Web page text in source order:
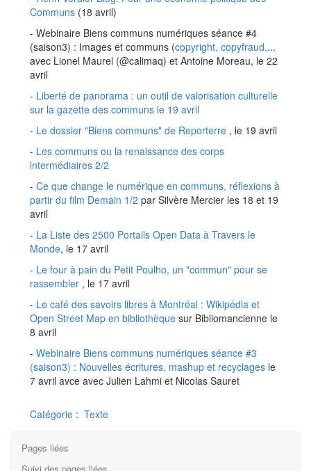
Communs (18 avril)
- Webinaire Biens communs numériques séance #4
(saison3) : Images et communs (copyright, copyfraud,...
avec Lionel Maurel (@calimaq) et Antoine Moreau, le 22
avril
- Liberté de panorama : un outil de valorisation culturelle
sur la gazette des communs le 19 avril
- Le dossier "Biens communs" de Reporterre , le 19 avril
- Les communs ou la renaissance des corps
intermédiaires 2/2
- Ce que change le numérique en communs, réflexions à
partir du film Demain 1/2 par Silvère Mercier les 18 et 19
avril
- La Liste des 2500 Portails Open Data à Travers le
Monde, le 17 avril
- Le four à pain du Petit Poulho, un "commun" pour se
rassembler , le 17 avril
- Le café des savoirs libres à Montréal : Wikipédia et
Open Street Map en bibliothèque sur Bibliomancienne le
8 avril
- Webinaire Biens communs numériques séance #3
(saison3) : Nouvelles écritures, mashup et recyclages le
7 avril avce avec Julien Lahmi et Nicolas Sauret
Catégorie : Texte
Pages liées
Suivi des pages liées